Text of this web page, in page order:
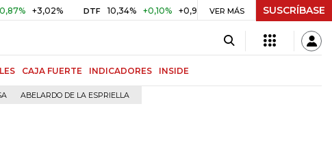
DTF 10,34% +0,10% +0,98% UVR $ 416,91 +$ 0,05 +0,01%
VER MÁS SUSCRÍBASE
CAJA FUERTE INDICADORES INSIDE
ABELARDO DE LA ESPRIELLA